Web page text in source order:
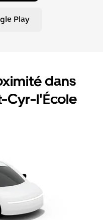
Play
dans
Cyr-l'École